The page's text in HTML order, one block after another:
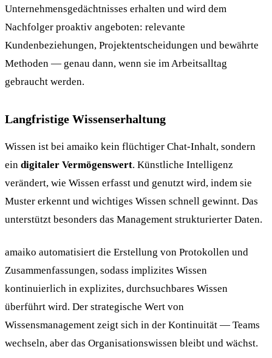
Unternehmensgedächtnisses erhalten und wird dem
Nachfolger proaktiv angeboten: relevante
Kundenbeziehungen, Projektentscheidungen und bewährte
Methoden — genau dann, wenn sie im Arbeitsalltag
gebraucht werden.
Langfristige Wissenserhaltung
Wissen ist bei amaiko kein flüchtiger Chat-Inhalt, sondern
ein digitaler Vermögenswert. Künstliche Intelligenz
verändert, wie Wissen erfasst und genutzt wird, indem sie
Muster erkennt und wichtiges Wissen schnell gewinnt. Das
unterstützt besonders das Management strukturierter Daten.
amaiko automatisiert die Erstellung von Protokollen und
Zusammenfassungen, sodass implizites Wissen
kontinuierlich in explizites, durchsuchbares Wissen
überführt wird. Der strategische Wert von
Wissensmanagement zeigt sich in der Kontinuität — Teams
wechseln, aber das Organisationswissen bleibt und wächst.